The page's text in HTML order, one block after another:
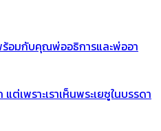
อมกับคุณพ่ออธิการและพ่ออา